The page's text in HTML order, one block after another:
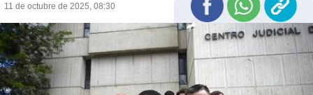
11 de octubre de 2025, 08:30